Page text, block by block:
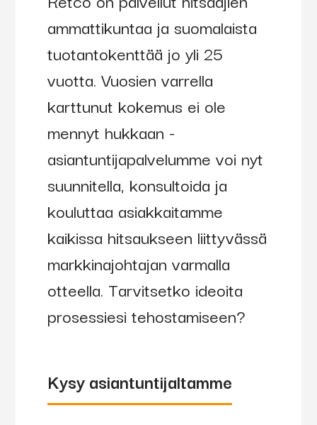
ammattikuntaa ja suomalaista
tuotantokenttää jo yli 25
vuotta. Vuosien varrella
karttunut kokemus ei ole
mennyt hukkaan -
asiantuntijapalvelumme voi nyt
suunnitella, konsultoida ja
kouluttaa asiakkaitamme
kaikissa hitsaukseen liittyvässä
markkinajohtajan varmalla
otteella. Tarvitsetko ideoita
prosessiesi tehostamiseen?
Kysy asiantuntijaltamme